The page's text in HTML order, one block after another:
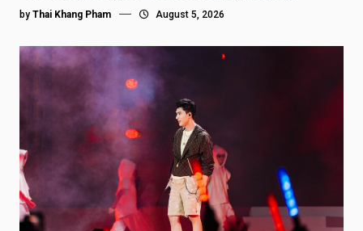
by Thai Khang Pham August 5, 2026